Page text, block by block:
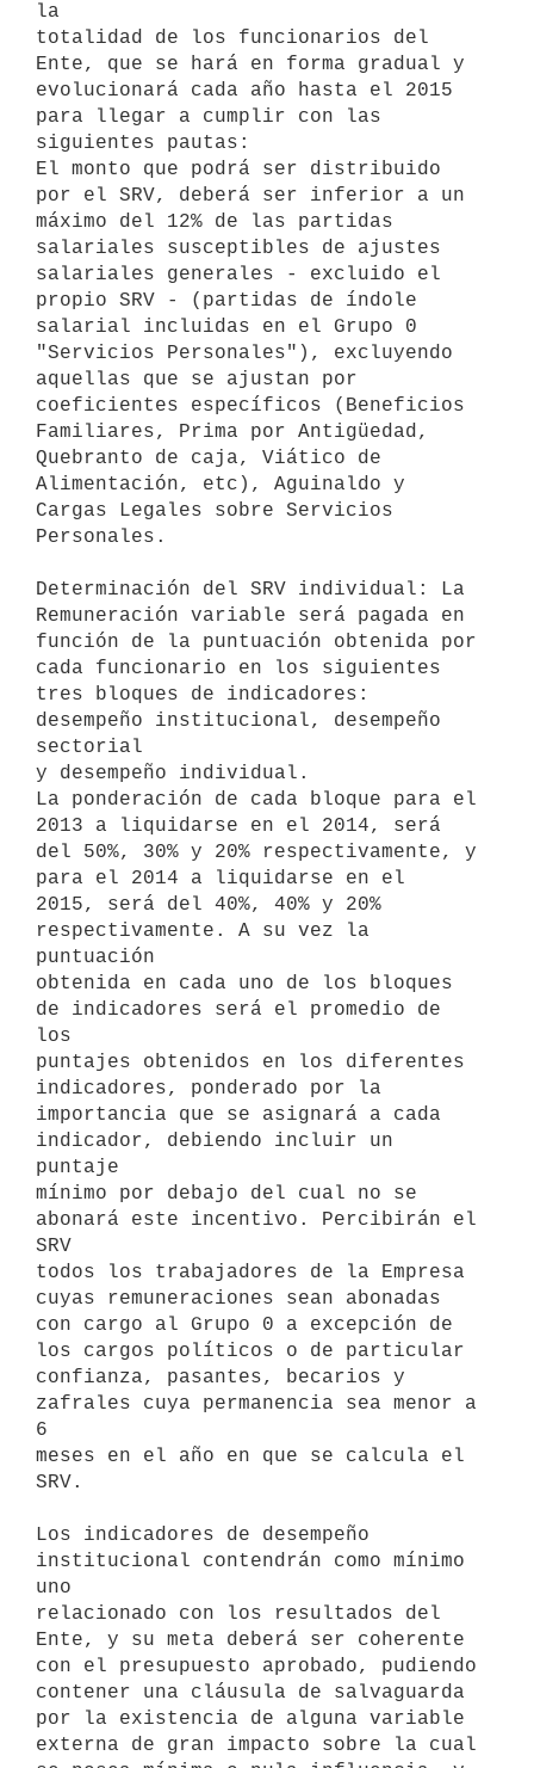
la
totalidad de los funcionarios del
Ente, que se hará en forma gradual y
evolucionará cada año hasta el 2015
para llegar a cumplir con las
siguientes pautas:
El monto que podrá ser distribuido
por el SRV, deberá ser inferior a un
máximo del 12% de las partidas
salariales susceptibles de ajustes
salariales generales - excluido el
propio SRV - (partidas de índole
salarial incluidas en el Grupo 0
"Servicios Personales"), excluyendo
aquellas que se ajustan por
coeficientes específicos (Beneficios
Familiares, Prima por Antigüedad,
Quebranto de caja, Viático de
Alimentación, etc), Aguinaldo y
Cargas Legales sobre Servicios
Personales.
Determinación del SRV individual: La
Remuneración variable será pagada en
función de la puntuación obtenida por
cada funcionario en los siguientes
tres bloques de indicadores:
desempeño institucional, desempeño
sectorial
y desempeño individual.
La ponderación de cada bloque para el
2013 a liquidarse en el 2014, será
del 50%, 30% y 20% respectivamente, y
para el 2014 a liquidarse en el
2015, será del 40%, 40% y 20%
respectivamente. A su vez la
puntuación
obtenida en cada uno de los bloques
de indicadores será el promedio de
los
puntajes obtenidos en los diferentes
indicadores, ponderado por la
importancia que se asignará a cada
indicador, debiendo incluir un
puntaje
mínimo por debajo del cual no se
abonará este incentivo. Percibirán el
SRV
todos los trabajadores de la Empresa
cuyas remuneraciones sean abonadas
con cargo al Grupo 0 a excepción de
los cargos políticos o de particular
confianza, pasantes, becarios y
zafrales cuya permanencia sea menor a
6
meses en el año en que se calcula el
SRV.
Los indicadores de desempeño
institucional contendrán como mínimo
uno
relacionado con los resultados del
Ente, y su meta deberá ser coherente
con el presupuesto aprobado, pudiendo
contener una cláusula de salvaguarda
por la existencia de alguna variable
externa de gran impacto sobre la cual